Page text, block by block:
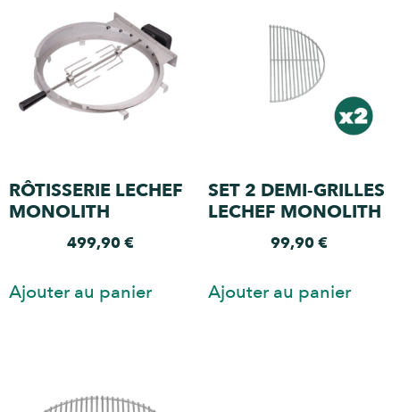
RÔTISSERIE LECHEF
MONOLITH
499,90€
Ajouter au panier
SET 2 DEMI-GRILLES
LECHEF MONOLITH
99,90€
Ajouter au panier